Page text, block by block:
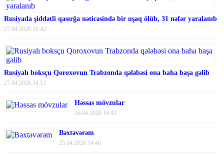
Rusiyada şiddətli qasırğa nəticəsində bir uşaq ölüb, 31 nəfər yaralanıb
27.04.2026 16:42
Rusiyalı boksçu Qoroxovun Trabzonda qələbəsi ona baha başa gəlib
27.04.2026 14:12
Həssas mövzular
26.04.2026 16:43
Bəxtəvərəm
25.04.2026 14:40